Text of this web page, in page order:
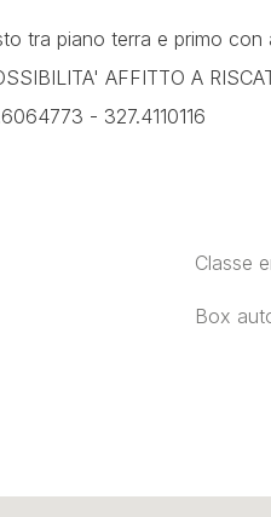
tra piano terra e primo
AFFITTO A
- 327.4110116
Classe
Box